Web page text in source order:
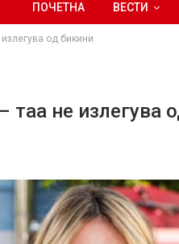
ПОЧЕТНА ВЕСТИ
од бикини
таа не излегува